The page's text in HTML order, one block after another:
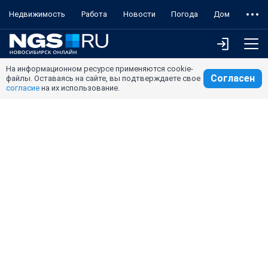
Недвижимость Работа Новости Погода Дом
На информационном ресурсе применяются cookie-
файлы. Оставаясь на сайте, вы подтверждаете свое
согласие на их использование.
Согласен